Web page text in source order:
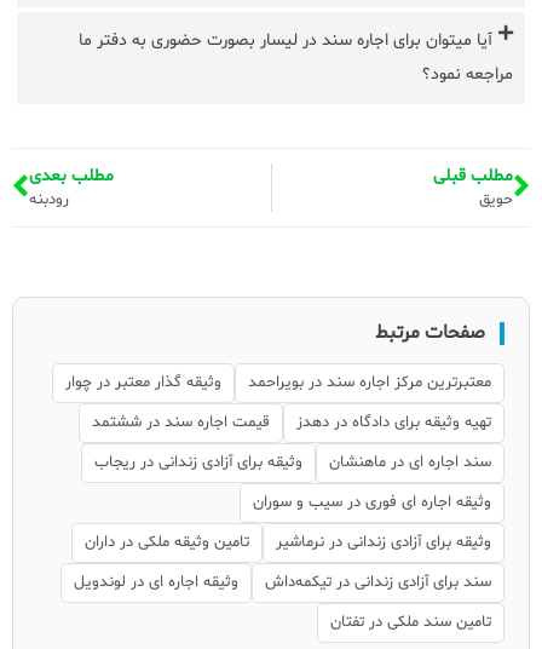
آیا میتوان برای اجاره سند در لیسار بصورت حضوری به دفتر ما
مراجعه نمود؟
مطلب قبلی
حویق
مطلب بعدی
رودبنه
صفحات مرتبط
معتبرترین مرکز اجاره سند در بویراحمد
وثیقه گذار معتبر در چوار
تهیه وثیقه برای دادگاه در دهدز
قیمت اجاره سند در ششتمد
سند اجاره ای در ماهنشان
وثیقه برای آزادی زندانی در ریجاب
وثیقه اجاره ای فوری در سیب و سوران
وثیقه برای آزادی زندانی در نرماشیر
تامین وثیقه ملکی در داران
سند برای آزادی زندانی در تیکمه‌داش
وثیقه اجاره ای در لوندویل
تامین سند ملکی در تفتان